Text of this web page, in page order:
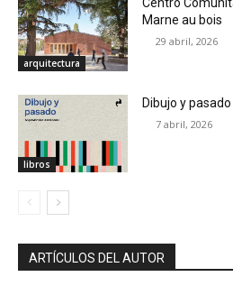
arquitectura
Marne au bois
29 abril, 2026
libros
Dibujo y pasado
7 abril, 2026
ARTÍCULOS DEL AUTOR